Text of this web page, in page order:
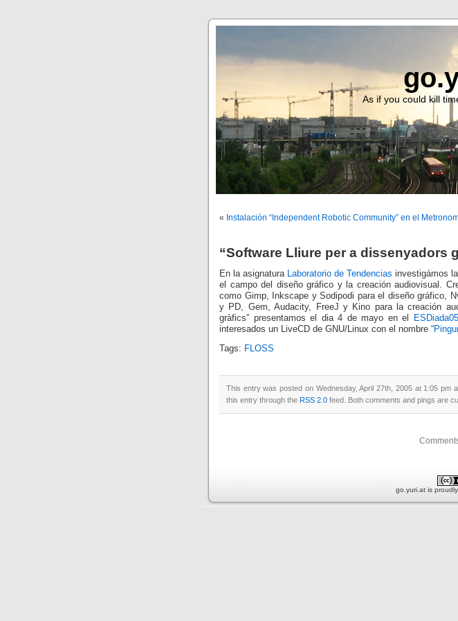
As if you could kill
« Instalación “Independent Robotic Community” en el
“Software Lliure per a dissenyadors
En la asignatura Laboratorio de Tendencias investigámos
el campo del diseño gráfico y la creación audiovisual.
como Gimp, Inkscape y Sodipodi para el diseño gráfico,
y PD, Gem, Audacity, FreeJ y Kino para la creación
gràfics” presentamos el dia 4 de mayo en el
interesados un LiveCD de GNU/Linux con el nombre “
Tags: FLOSS
This entry was posted on Wednesday, April 27th, 2005 at 1:05 pm
this entry through the RSS 2.0 feed. Both comments and pings are
go.yuri.at is